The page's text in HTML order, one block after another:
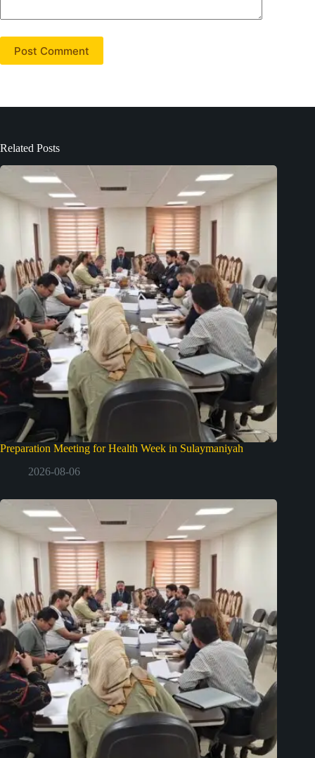
Post Comment
Related Posts
Preparation Meeting for Health Week in Sulaymaniyah
2026-08-06